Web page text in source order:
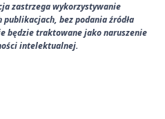
zastrzega wykorzystywanie
bez podania źródła
będzie traktowane jako naruszenie
intelektualnej.